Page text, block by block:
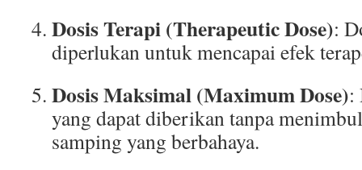
Dosis Terapi (Therapeutic Dose):
diperlukan untuk mencapai efek
Dosis Maksimal (Maximum Dose):
yang dapat diberikan tanpa
samping yang berbahaya.